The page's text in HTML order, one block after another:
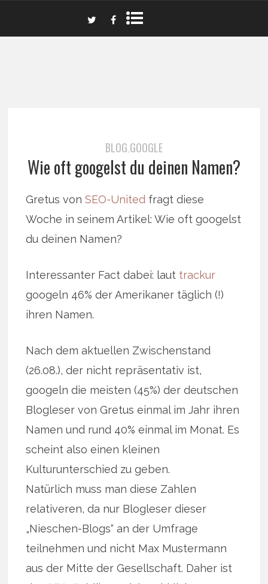
BLOG,GOOGLE
Wie oft googelst du deinen Namen?
Gretus vonSEO-United fragt diese
Woche in seinem Artikel: Wie oft googelst
du deinen Namen?
Interessanter Fact dabei: laut trackur
googeln 46% der Amerikaner täglich (!)
ihren Namen.
Nach dem aktuellen Zwischenstand
(26.08.), der nicht repräsentativ ist,
googeln die meisten (45%) der deutschen
Blogleser von Gretus einmal im Jahr ihren
Namen und rund 40% einmal im Monat. Es
scheint also einen kleinen
Kulturunterschied zu geben.
Natürlich muss man diese Zahlen
relativeren, da nur Blogleser dieser
„Nieschen-Blogs“ an der Umfrage
teilnehmen und nicht Max Mustermann
aus der Mitte der Gesellschaft. Daher ist